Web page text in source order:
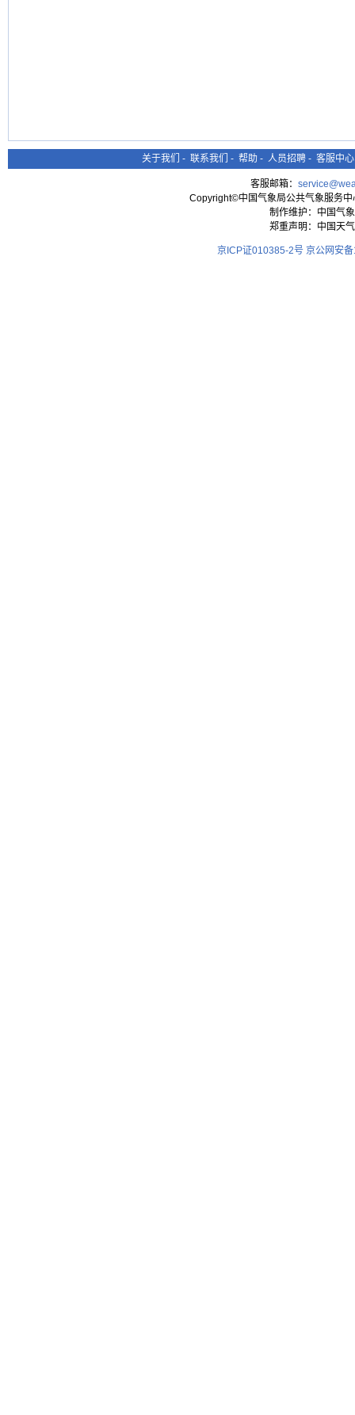
关于我们 - 联系我们 - 帮助 - 人员招聘 - 客服中心
客服邮箱：
Copyright©中国气象局公共气象服务
制作维护：中国气
郑重声明：中国天
京ICP证010385-2号 京公网安